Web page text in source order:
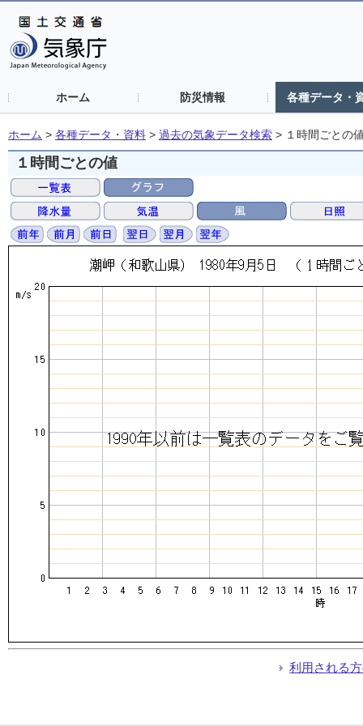
ホーム 防災情報 各種データ・
ホーム > 各種データ・資料 > 過去の気象データ検索 > １時間ごとの
１時間ごとの値
利用される